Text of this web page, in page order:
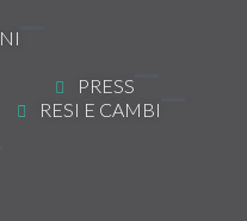
PRESS
RESI E CAMBI